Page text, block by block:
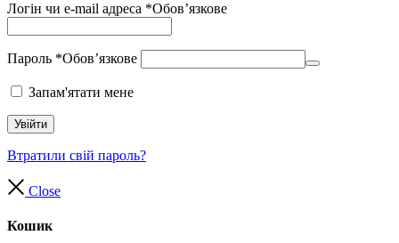
Логін чи e-mail адреса *Обов’язкове
Пароль *Обов’язкове
Запам'ятати мене
Увійти
Втратили свій пароль?
Close
Кошик